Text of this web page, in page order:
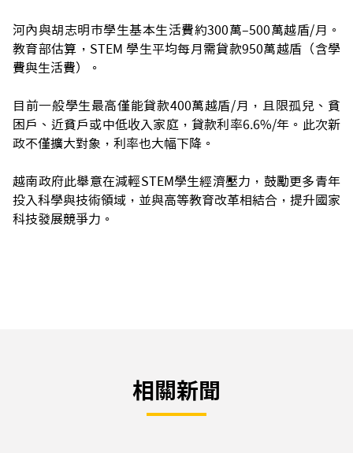
河內與胡志明市學生基本生活費約300萬–500萬越盾/月。
教育部估算，STEM 學生平均每月需貸款950萬越盾（含學
費與生活費）。
目前一般學生最高僅能貸款400萬越盾/月，且限孤兒、貧
困戶、近貧戶或中低收入家庭，貸款利率6.6%/年。此次新
政不僅擴大對象，利率也大幅下降。
越南政府此舉意在減輕STEM學生經濟壓力，鼓勵更多青年
投入科學與技術領域，並與高等教育改革相結合，提升國家
科技發展競爭力。
相關新聞